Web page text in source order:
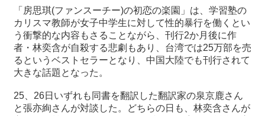
込
過
去
事
「房思琪(ファンスーチー)の初恋の楽園」は、学習塾の
カリスマ教師が女子中学生に対して性的暴行を働くとい
う衝撃的な内容もさることながら、刊行2か月後に作
者・林奕含が自殺する悲劇もあり、台湾では25万部を売
るというベストセラーとなり、中国大陸でも刊行されて
大きな話題となった。
25、26日いずれも同書を翻訳した翻訳家の泉京鹿さん
と張亦絢さんが対談した。どちらの日も、林奕含さんが